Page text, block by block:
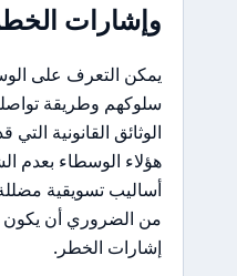
وإشارات
يمكن التعرف على
سلوكهم وطريقة
الوثائق القانونية
هؤلاء الوسطاء بعدم
أساليب تسويقية
من الضروري أن يكون
إشارات الخطر.